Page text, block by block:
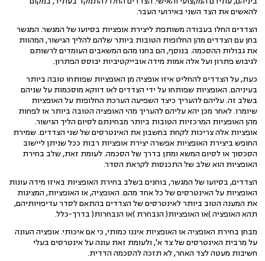
להאשים את הצד השני באירועי העבר.
הצדדים החלו בעבודה משותפת ליצירת אופציות בסיועו של המגשר. המגשר
בחן עם הצדדים מהן החלופות הטובות ביותר שלהם להליך הגישור, המהוות
את גבולות ההסכמה. בנוסף, הם בחנו מהם המשאבים העומדים לרשותם
לגיבוש פתרון ועל אלה אמות מידה אובייקטיביות יבוסס הפתרון.
כעת, על הצדדים להחליט איזו אופציה מן האופציות שפותחו טובה ביותר
בעיניהם. האופציות שפותחו על ידי הצדדים לאו דווקא מוסכמות על שניהם
בשלב זה. עליהם להעריך כיצד השפיעה הערכת החלופות על האופציות
שיומרו. לאחר מכן יהא עליהם להעריך מהי האופציה הטובה ביותר או לפחות
מהן האופציות המרכזיות הטובות ביותר מבחינתם לסיום הליך הגישור.
אופציות אלה צריכות לקחת בחשבון את האינטרסים של שני הצדדים. שמירת
החופש ביצירת האופציות אפשרה יצירת אופציות רבות ככל שניתן ליישוב
הסכסוך או לסיום המשא ומתן בדרך של הסכמה. לעומת זאת, שלב בחירת
האופציות הוא שלב של התכנסות לקראת הסדר.
הצדדים, בסיועו של המגשר, בוחנים בשלב בחירת האופציות באיזו מידה עונות
האופציות על האינטרסים של כל אחד מהם. האופציה, או האופציות, המציגות
את המענה הטוב ביותר לאינטרסים של הצדדים בהתאם לסדר עדיפויותיהם,
תהא האופציה )או האופציות( הנבחרת )או הנבחרות( בדרך-כלל.
מבחן בחירת האופציה או האופציות איננו כמותי, כי אם איכותי. אופציה העונה
על מרבית האינטרסים של צד א', ולעומת זאת עונה על אינטרסים בעלי
חשיבות מעטה לצד האחר, לא תזכה להסכמה הדדית.